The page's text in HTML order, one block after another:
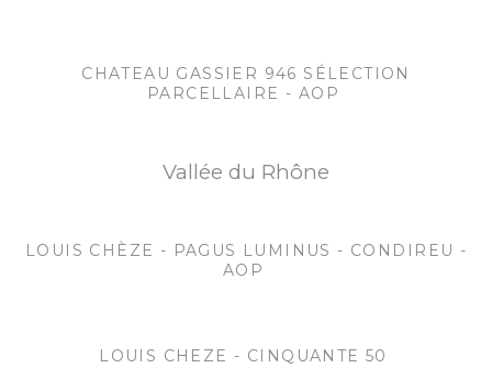
CHATEAU GASSIER 946 SÉLECTION
PARCELLAIRE - AOP
Vallée du Rhône
LOUIS CHÈZE - PAGUS LUMINUS - CONDIREU -
AOP
LOUIS CHEZE - CINQUANTE 50